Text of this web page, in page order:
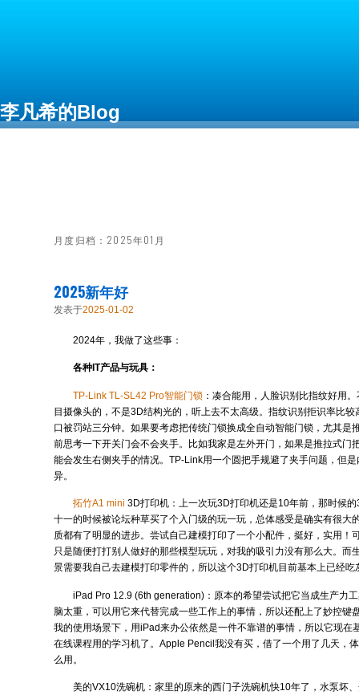
李凡希的Blog
月度归档： 2025年01月
2025新年好
发表于2025-01-02
2024年，我做了这些事：
各种IT产品与玩具：
TP-Link TL-SL42 Pro智能门锁 ：凑合能用，人脸识别比指纹好用
目摄像头的，不是3D结构光的，听上去不太高级。指纹识别拒识率比
口被罚站三分钟。如果要考虑把传统门锁换成全自动智能门锁，尤其是
前思考一下开关门会不会夹手。比如我家是左外开门，如果是推拉式门
能会发生右侧夹手的情况。TP-Link用一个圆把手规避了夹手问题，但
异。
拓竹A1 mini 3D打印机：上一次玩3D打印机还是10年前，那时候
十一的时候被论坛种草买了个入门级的玩一玩，总体感受是确实有很大
质都有了明显的进步。尝试自己建模打印了一个小配件，挺好，实用！
只是随便打打别人做好的那些模型玩玩，对我的吸引力没有那么大。而
景需要我自己去建模打印零件的，所以这个3D打印机目前基本上已经吃
iPad Pro 12.9 (6th generation)：原本的希望尝试把它当成生产力
脑太重，可以用它来代替完成一些工作上的事情，所以还配上了妙控键
我的使用场景下，用iPad来办公依然是一件不靠谱的事情，所以它现在
在线课程用的学习机了。Apple Pencil我没有买，借了一个用了几天，
么用。
美的VX10洗碗机：家里的原来的西门子洗碗机快10年了，水泵坏